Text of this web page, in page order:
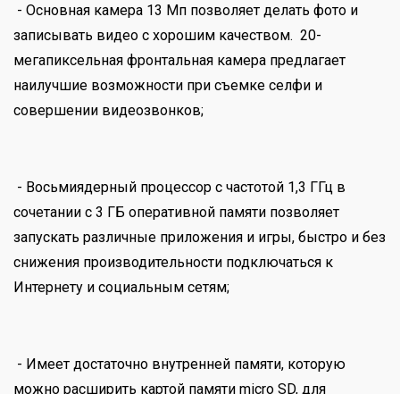
- Основная камера 13 Мп позволяет делать фото и
записывать видео с хорошим качеством. 20-
мегапиксельная фронтальная камера предлагает
наилучшие возможности при съемке селфи и
совершении видеозвонков;
- Восьмиядерный процессор с частотой 1,3 ГГц в
сочетании с 3 ГБ оперативной памяти позволяет
запускать различные приложения и игры, быстро и без
снижения производительности подключаться к
Интернету и социальным сетям;
- Имеет достаточно внутренней памяти, которую
можно расширить картой памяти micro SD, для